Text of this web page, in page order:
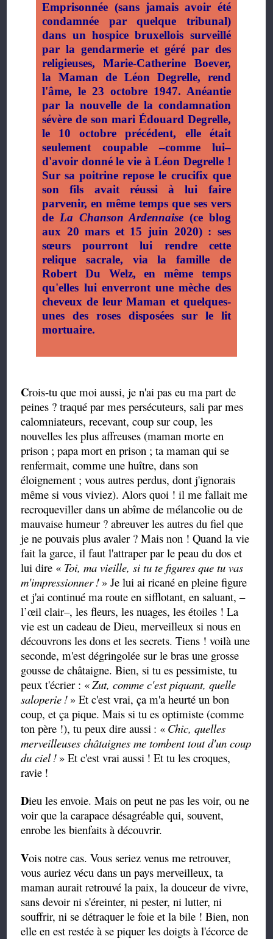
Emprisonnée (sans jamais avoir été
condamnée par quelque tribunal)
dans un hospice bruxellois surveillé
par la gendarmerie et géré par des
religieuses, Marie-Catherine Boever,
la Maman de Léon Degrelle, rend
l'âme, le 23 octobre 1947. Anéantie
par la nouvelle de la condamnation
sévère de son mari Édouard Degrelle,
le 10 octobre précédent, elle était
seulement coupable –comme lui–
d'avoir donné le vie à Léon Degrelle !
Sur sa poitrine repose le crucifix que
son fils avait réussi à lui faire
parvenir, en même temps que ses vers
de La Chanson Ardennaise (ce blog
aux 20 mars et 15 juin 2020) : ses
sœurs pourront lui rendre cette
relique sacrale, via la famille de
Robert Du Welz, en même temps
qu'elles lui enverront une mèche des
cheveux de leur Maman et quelques-
unes des roses disposées sur le lit
mortuaire.
Crois-tu que moi aussi, je n'ai pas eu ma part de
peines ? traqué par mes persécuteurs, sali par mes
calomniateurs, recevant, coup sur coup, les
nouvelles les plus affreuses (maman morte en
prison ; papa mort en prison ; ta maman qui se
renfermait, comme une huître, dans son
éloignement ; vous autres perdus, dont j'ignorais
même si vous viviez). Alors quoi ! il me fallait me
recroqueviller dans un abîme de mélancolie ou de
mauvaise humeur ? abreuver les autres du fiel que
je ne pouvais plus avaler ? Mais non ! Quand la vie
fait la garce, il faut l'attraper par le peau du dos et
lui dire « Toi, ma vieille, si tu te figures que tu vas
m'impressionner! » Je lui ai ricané en pleine figure
et j'ai continué ma route en sifflotant, en saluant, –
l’œil clair–, les fleurs, les nuages, les étoiles ! La
vie est un cadeau de Dieu, merveilleux si nous en
découvrons les dons et les secrets. Tiens ! voilà une
seconde, m'est dégringolée sur le bras une grosse
gousse de châtaigne. Bien, si tu es pessimiste, tu
peux t'écrier : «Zut, comme c'est piquant, quelle
saloperie! » Et c'est vrai, ça m'a heurté un bon
coup, et ça pique. Mais si tu es optimiste (comme
ton père !), tu peux dire aussi : « Chic, quelles
merveilleuses châtaignes me tombent tout d'un coup
du ciel! » Et c'est vrai aussi ! Et tu les croques,
ravie !
Dieu les envoie. Mais on peut ne pas les voir, ou ne
voir que la carapace désagréable qui, souvent,
enrobe les bienfaits à découvrir.
Vois notre cas. Vous seriez venus me retrouver,
vous auriez vécu dans un pays merveilleux, ta
maman aurait retrouvé la paix, la douceur de vivre,
sans devoir ni s'éreinter, ni pester, ni lutter, ni
souffrir, ni se détraquer le foie et la bile ! Bien, non
elle en est restée à se piquer les doigts à l'écorce de